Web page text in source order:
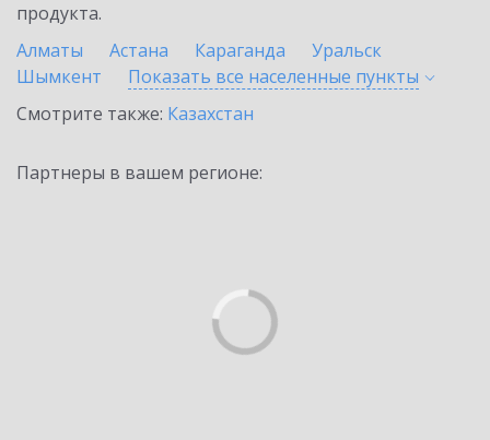
продукта.
Алматы
Астана Караганда
Уральск
Шымкент
Показать все населенные пункты
Смотрите также: Казахстан
Партнеры в вашем регионе: